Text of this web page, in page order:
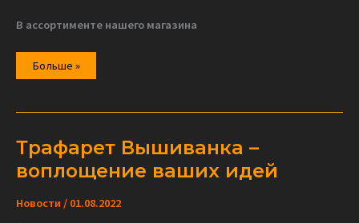
В ассортименте нашего магазина
Трафарет
под
именно
Больше »
Трафарет Вышиванка –
воплощение ваших идей
Новости / 01.08.2022